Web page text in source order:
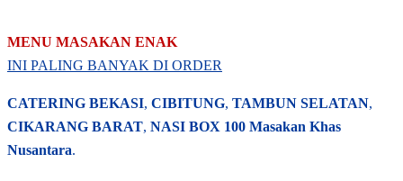
MENU MASAKAN ENAK
INI PALING BANYAK DI ORDER
CATERING BEKASI, CIBITUNG, TAMBUN SELATAN,
CIKARANG BARAT, NASI BOX 100 Masakan Khas
Nusantara.